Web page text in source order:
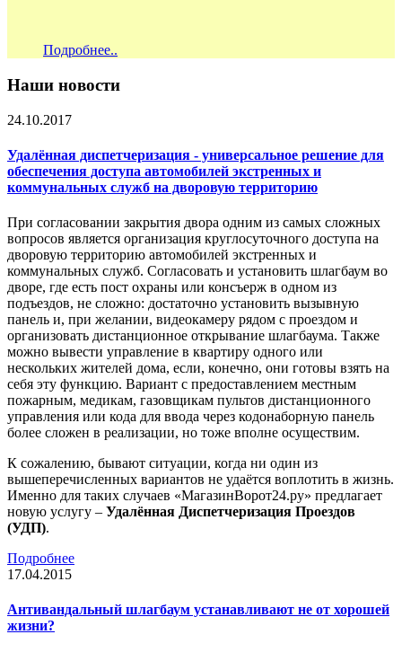
Подробнее..
Наши новости
24.10.2017
Удалённая диспетчеризация - универсальное решение для
обеспечения доступа автомобилей экстренных и
коммунальных служб на дворовую территорию
При согласовании закрытия двора одним из самых сложных
вопросов является организация круглосуточного доступа на
дворовую территорию автомобилей экстренных и
коммунальных служб. Согласовать и установить шлагбаум во
дворе, где есть пост охраны или консъерж в одном из
подъездов, не сложно: достаточно установить вызывную
панель и, при желании, видеокамеру рядом с проездом и
организовать дистанционное открывание шлагбаума. Также
можно вывести управление в квартиру одного или
нескольких жителей дома, если, конечно, они готовы взять на
себя эту функцию. Вариант с предоставлением местным
пожарным, медикам, газовщикам пультов дистанционного
управления или кода для ввода через кодонаборную панель
более сложен в реализации, но тоже вполне осуществим.
К сожалению, бывают ситуации, когда ни один из
вышеперечисленных вариантов не удаётся воплотить в жизнь.
Именно для таких случаев «МагазинВорот24.ру» предлагает
новую услугу – Удалённая Диспетчеризация Проездов
(УДП).
Подробнее
17.04.2015
Антивандальный шлагбаум устанавливают не от хорошей
жизни?